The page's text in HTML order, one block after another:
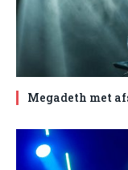
Megadeth met